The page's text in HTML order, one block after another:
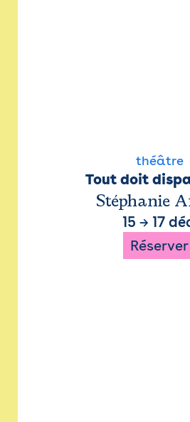
théâtre
Tout doit
Stéphanie
15 → 17
Réserver